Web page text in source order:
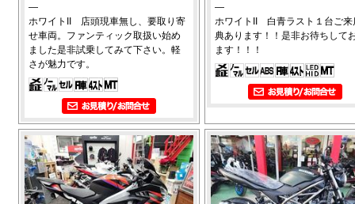
―
ホワイトII 店頭現車無し、要取り寄
せ車両。ファンティック取扱い始め
ました是非試乗してみて下さい。軽
さが魅力です。
―
ホワイトII 白青ラスト１台ご来
典あります！！是非お待ちして
ます！！！